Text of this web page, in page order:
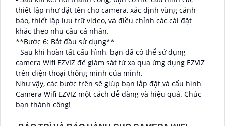
thiết lập như đặt tên cho camera, xác định vùng cảnh
báo, thiết lập lưu trữ video, và điều chỉnh các cài đặt
khác theo nhu cầu cá nhân.
**Bước 6: Bắt đầu sử dụng**
- Sau khi hoàn tất cấu hình, bạn đã có thể sử dụng
camera Wifi EZVIZ để giám sát từ xa qua ứng dụng EZVIZ
trên điện thoại thông minh của mình.
Như vậy, các bước trên sẽ giúp bạn lắp đặt và cấu hình
Camera Wifi EZVIZ một cách dễ dàng và hiệu quả. Chúc
bạn thành công!